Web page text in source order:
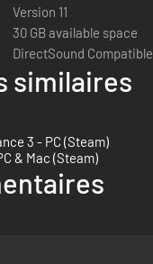
Version 11
30 GB available space
DirectSound Compatible
similaires
3 - PC (Steam)
& Mac (Steam)